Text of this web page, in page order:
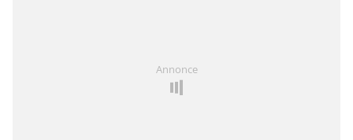
Annonce